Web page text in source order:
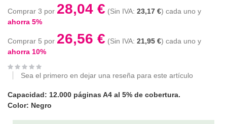
Comprar 3 por 28,04 € 23,17 € cada uno y
ahorra 5%
Comprar 5 por 26,56 € 21,95 € cada uno y
ahorra 10%
Sea el primero en dejar una reseña para este artículo
Capacidad: 12.000 páginas A4 al 5% de cobertura.
Color: Negro